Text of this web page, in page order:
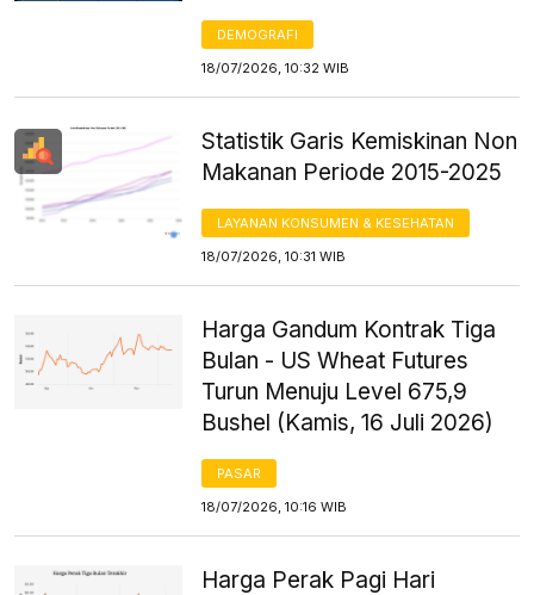
DEMOGRAFI
18/07/2026, 10:32 WIB
Statistik Garis Kemiskinan Non
Makanan Periode 2015-2025
LAYANAN KONSUMEN & KESEHATAN
18/07/2026, 10:31 WIB
Harga Gandum Kontrak Tiga
Bulan - US Wheat Futures
Turun Menuju Level 675,9
Bushel (Kamis, 16 Juli 2026)
PASAR
18/07/2026, 10:16 WIB
Harga Perak Pagi Hari